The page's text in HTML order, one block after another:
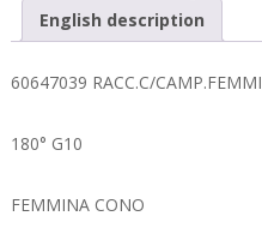
English description
60647039 RACC.C/
180° G10
FEMMINA CONO